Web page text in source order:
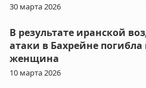
30 марта 2026
В результате иранской
атаки в Бахрейне
женщина
10 марта 2026